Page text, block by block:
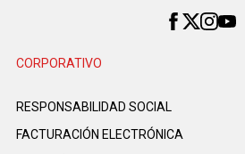
CORPORATIVO
RESPONSABILIDAD SOCIAL
FACTURACIÓN ELECTRÓNICA